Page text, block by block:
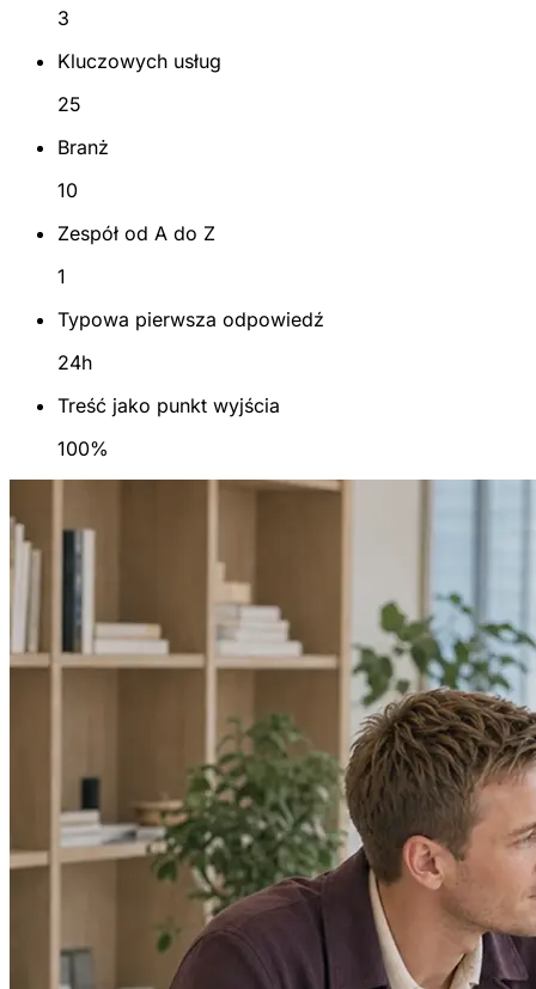
3
Kluczowych usług
25
Branż
10
Zespół od A do Z
1
Typowa pierwsza odpowiedź
24h
Treść jako punkt wyjścia
100%